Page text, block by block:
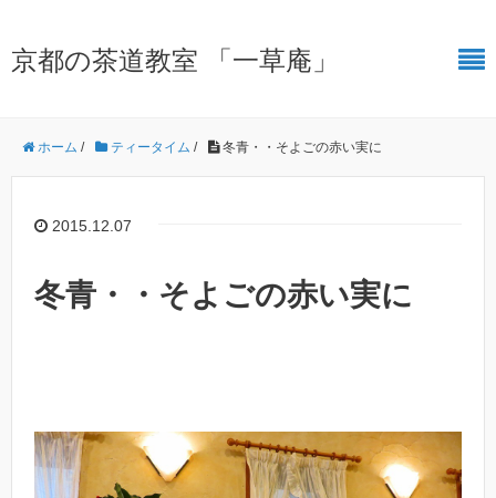
京都の茶道教室 「一草庵」
ホーム / ティータイム / 冬青・・そよごの赤い実に
2015.12.07
冬青・・そよごの赤い実に